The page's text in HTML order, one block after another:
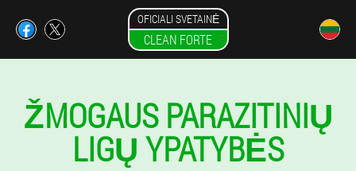
OFICIALI SVETAINĖ
CLEAN FORTE
ŽMOGAUS PARAZITINIŲ
LIGŲ YPATYBĖS